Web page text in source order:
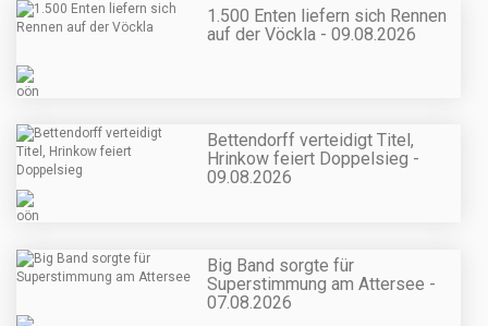
1.500 Enten liefern sich Rennen
auf der Vöckla - 09.08.2026
Bettendorff verteidigt Titel,
Hrinkow feiert Doppelsieg -
09.08.2026
Big Band sorgte für
Superstimmung am Attersee -
07.08.2026